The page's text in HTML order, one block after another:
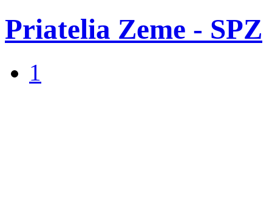
Priatelia Zeme - SPZ
1